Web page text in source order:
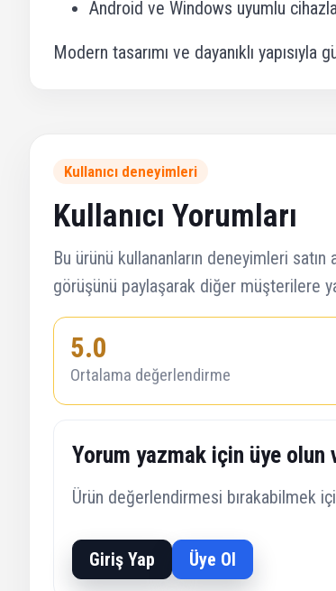
Android ve Windows uyumlu
Modern tasarımı ve dayanıklı
Kullanıcı deneyimleri
Kullanıcı Yorumları
Bu ürünü kullananların deneyimleri satın
görüşünü paylaşarak diğer müşterilere
5.0
Ortalama değerlendirme
Yorum yazmak için üye olun
Ürün değerlendirmesi bırakabilmek
Giriş Yap Üye Ol